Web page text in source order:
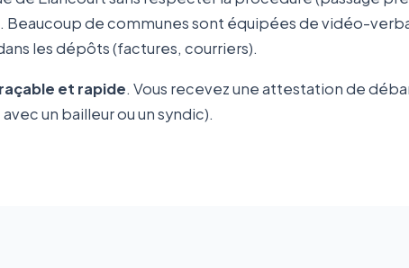
. Beaucoup de communes sont équipées de vidéo-
les dépôts (factures, courriers).
et rapide. Vous recevez une attestation de
un bailleur ou un syndic).